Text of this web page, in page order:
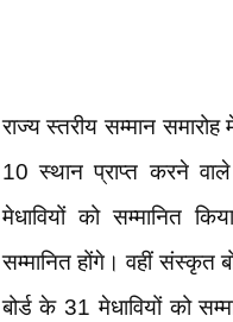
राज्य स्तरीय सम्मान समारोह
10 स्थान प्राप्त करने
मेधावियों को सम्मानित
सम्मानित होंगे। वहीं संस्कृत
बोर्ड के 31 मेधावियों को